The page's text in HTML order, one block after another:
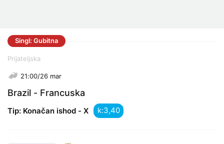
Singl: Gubitna
Prijateljska
21:00/26 mar
Brazil - Francuska
Tip: Konačan ishod - X k: